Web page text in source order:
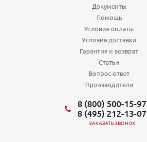
Документы
Помощь
Условия оплаты
Условия доставки
Гарантия и возврат
Статьи
Вопрос-ответ
Производители
8 (800) 500-15-97
8 (495) 212-13-07
ЗАКАЗАТЬ ЗВОНОК